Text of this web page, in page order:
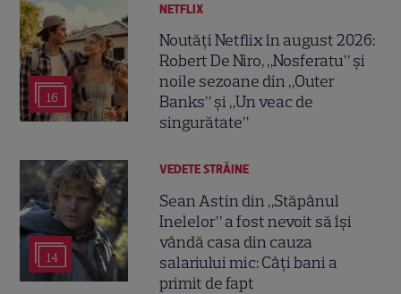
16
NETFLIX
Noutăți Netflix în august 2026:
Robert De Niro, „Nosferatu” și
noile sezoane din „Outer
Banks” și „Un veac de
singurătate”
14
VEDETE STRĂINE
Sean Astin din „Stăpânul
Inelelor” a fost nevoit să își
vândă casa din cauza
salariului mic: Câți bani a
primit de fapt